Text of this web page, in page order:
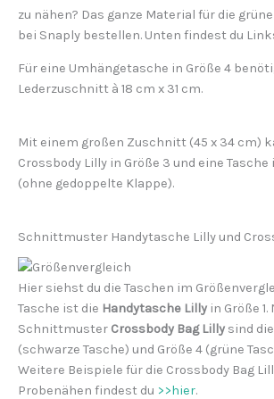
zu nähen? Das ganze Material für die
bei Snaply bestellen. Unten findest du
Für eine Umhängetasche in Größe 4
Lederzuschnitt à 18 cm x 31 cm.
Mit einem großen Zuschnitt (45 x 34 cm)
Crossbody Lilly in Größe 3 und eine Tasche
(ohne gedoppelte Klappe).
Schnittmuster Handytasche Lilly und
Hier siehst du die Taschen im
Tasche ist die Handytasche Lilly in Größe 1.
Schnittmuster Crossbody Bag Lilly sind
(schwarze Tasche) und Größe 4 (grüne
Weitere Beispiele für die Crossbody Bag
Probenähen findest du >>hier.